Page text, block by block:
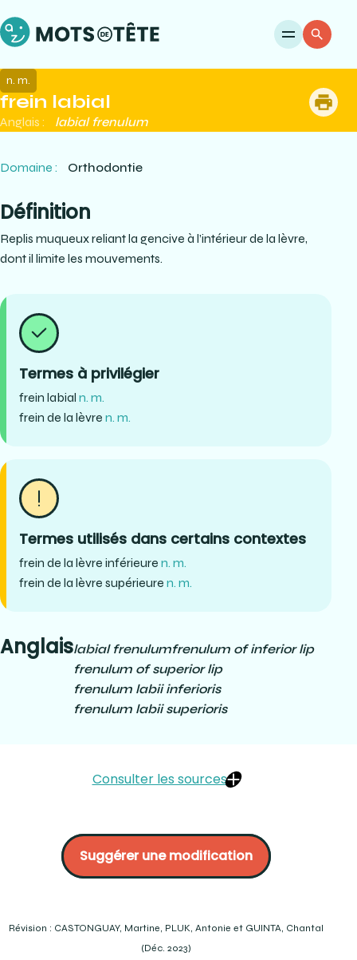
frein labial
n. m.
Anglais : labial frenulum
Domaine : Orthodontie
Définition
Replis muqueux reliant la gencive à l’intérieur de la lèvre,
dont il limite les mouvements.
Termes à privilégier
frein labial n. m.
frein de la lèvre n. m.
Termes utilisés dans certains contextes
frein de la lèvre inférieure n. m.
frein de la lèvre supérieure n. m.
Anglaislabial frenulumfrenulum of inferior lip
frenulum of superior lip
frenulum labii inferioris
frenulum labii superioris
Consulter les sources
frenectomie-demystification/
La dentisterie :https://www.la-
dentisterie.com/frenectomie/
Académie nationale de médecine :
http://dictionnaire.academie-
Suggérer une modification
Révision : CASTONGUAY, Martine, PLUK, Antonie et GUINTA, Chantal
(Déc. 2023)